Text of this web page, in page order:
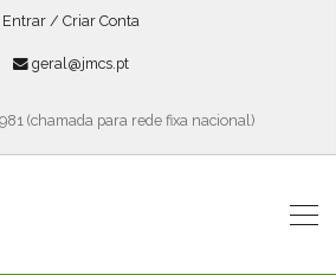
Entrar / Criar Conta
geral@jmcs.pt
981 (chamada para rede fixa nacional)